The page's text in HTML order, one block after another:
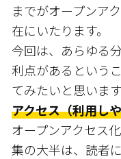
までがオープンア
在にいたります。
今回は、あらゆる
利点があるという
てみたいと思います
アクセス（利用し
オープンアクセス
集の大半は、読者